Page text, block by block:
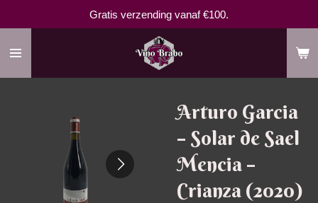
naar
Gratis verzending vanaf €100.
Arturo Garcia
– Solar de Sael
Mencia –
Crianza (2020)